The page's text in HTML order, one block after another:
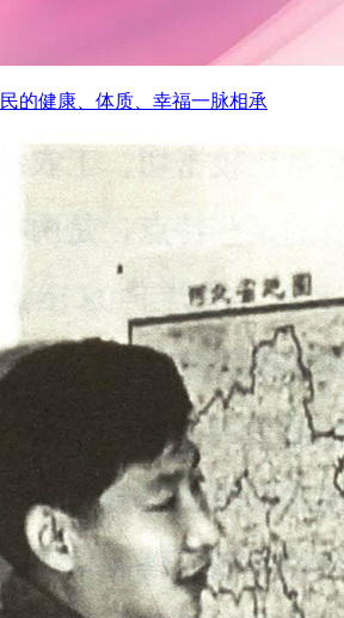
的健康、体质、幸福一脉相承